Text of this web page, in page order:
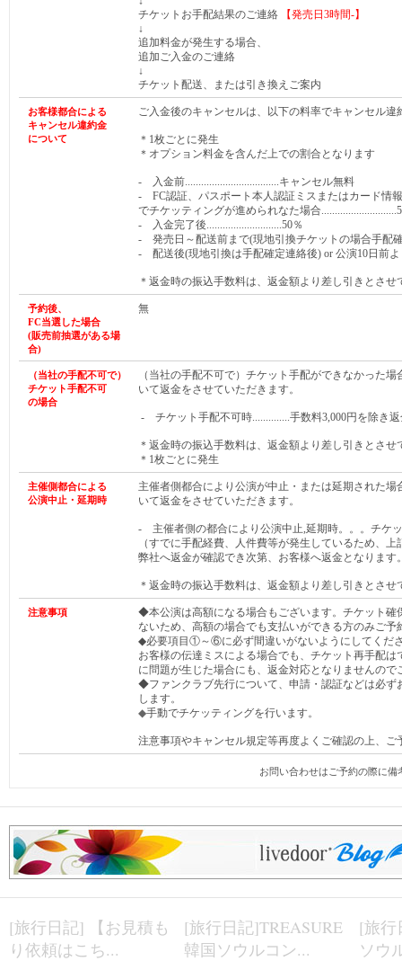
チケットお手配結果のご連絡
【発売日 3時間-】
↓
追加料金が発生する場合、
追加ご入金のご連絡
↓
チケット配送、または引き換えご案内
お客様都合による
キャンセル違約金
について
ご入金後のキャンセルは、以下の料率でキャンセル違
＊1枚ごとに発生
＊オプション料金を含んだ上での割合となります
- 入金前...................................キャンセル無料
- FC認証、パスポート本人認証ミスまたはカード情
でチケッティングが進められなた場合
- 入金完了後............................50％
- 発売日～配送前まで(現地引換チケットの場合手配
- 配送後(現地引換は手配確定連絡後) or 公演10日前よ
＊返金時の振込手数料は、返金額より差し引きとさせ
予約後、
FC当選した場合
(販売前抽選がある場
合)
無
（当社の手配不可で）
チケット手配不可
の場合
（当社の手配不可で）チケット手配ができなかった
いて返金をさせていただきます。
- チケット手配不可時..............手数料3,000円を除き
＊返金時の振込手数料は、返金額より差し引きとさせ
＊1枚ごとに発生
主催側都合による
公演中止・延期時
主催者側都合により公演が中止・または延期された
いて返金をさせていただきます。
- 主催者側の都合により公演中止,延期時。。。チケ
（すでに手配経費、人件費等が発生しているため、
弊社へ返金が確認でき次第、お客様へ返金となります
＊返金時の振込手数料は、返金額より差し引きとさせ
注意事項
◆本公演は高額になる場合もございます。チケット確
ないため、高額の場合でも支払いができる方のみご予
◆必要項目①～⑥に必ず間違いがないようにしてくだ
お客様の伝達ミスによる場合でも、チケット再手配
に問題が生じた場合にも、返金対応となりませんので
◆ファンクラブ先行について、申請・認証などは必ず
します。
◆手動でチケッティングを行います。
注意事項やキャンセル規定等再度よくご確認の上、ご
お問い合わせはご予約の際に
[旅行日記] 【お見積も
り依頼はこち...
[旅行日記]TREASURE
韓国ソウルコン...
[旅行
ソウ